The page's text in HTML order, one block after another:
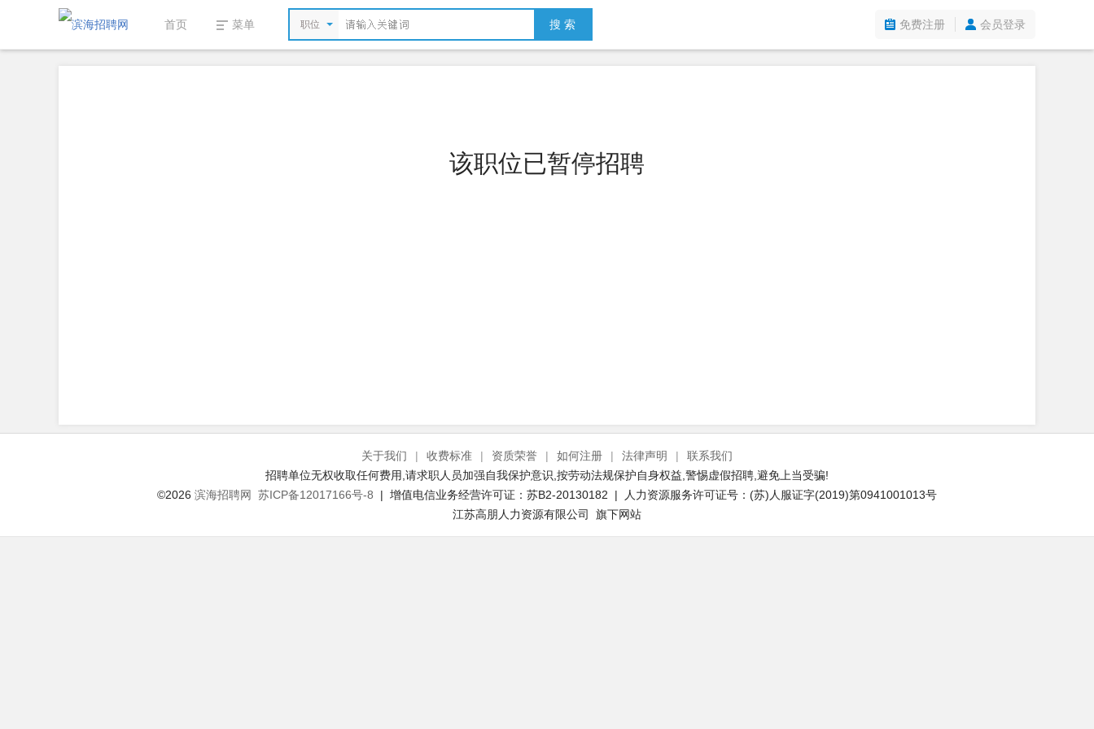
首页 菜单 职位 搜 索 免费注册 会员登录
该职位已暂停招聘
关于我们 | 收费标准 | 资质荣誉 | 如何注册 | 法律声明 |
联系我们
招聘单位无权收取任何费用,请求职人员加强自我保护意识,按劳动法规保护自身权益,警惕虚假招聘,避免上当受骗!
©2026 滨海招聘网 苏ICP备12017166号-8 | 增值电信业务经营许可证：苏B2-20130182 | 人力资源服务许可证号：(苏)人服证字(2019)第0941001013号
江苏高朋人力资源有限公司 旗下网站